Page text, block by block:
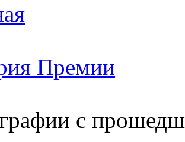
Премии
с